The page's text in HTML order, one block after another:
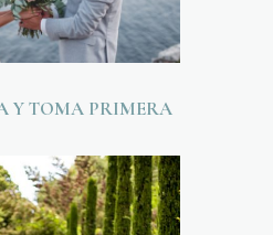
Y TOMA PRIMERA